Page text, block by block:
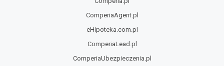
ComperiaAgent.pl
eHipoteka.com.pl
ComperiaLead.pl
ComperiaUbezpieczenia.pl